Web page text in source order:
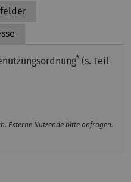
* (s. Teil
Externe Nutzende bitte anfragen.